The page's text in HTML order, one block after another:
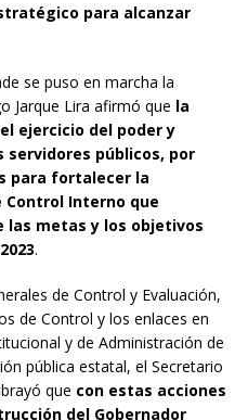
para alcanzar
se puso en marcha la
Jarque Lira afirmó que la
ejercicio del poder y
servidores públicos, por
para fortalecer la
Control Interno que
las metas y los objetivos
.
de Control y Evaluación,
de Control y los enlaces en
y de Administración de
pública estatal, el Secretario
que con estas acciones
del Gobernador